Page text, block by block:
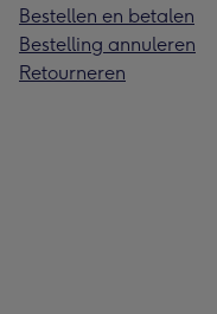
Bestellen en betalen
Bestelling annuleren
Retourneren